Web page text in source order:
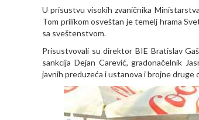
U prisustvu visokih zvaničnika
Tom prilikom osveštan je temelj hrama
sa sveštenstvom.
Prisustvovali su direktor BIE Bratislav
sankcija Dejan Carević, gradonačelnik
javnih preduzeća i ustanova i brojne druge